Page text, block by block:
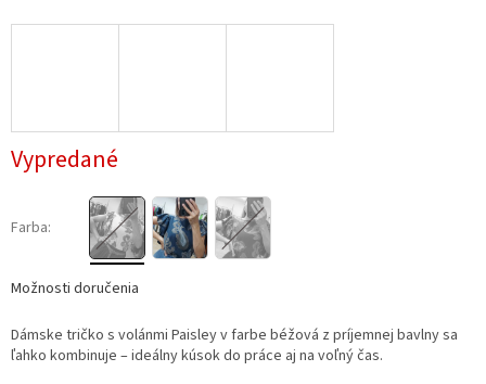
Vypredané
Farba:
Možnosti doručenia
Dámske tričko s volánmi Paisley v farbe béžová z príjemnej bavlny sa
ľahko kombinuje – ideálny kúsok do práce aj na voľný čas.